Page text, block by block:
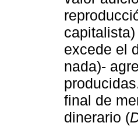
excede el
nada)-
final de
dinerario (